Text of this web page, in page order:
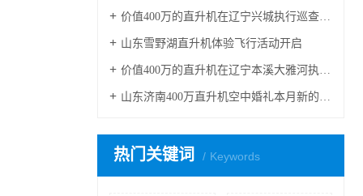
价值400万的直升机在辽宁兴城执行巡查任务
山东雪野湖直升机体验飞行活动开启
价值400万的直升机在辽宁本溪大雅河执行巡查任务
山东济南400万直升机空中婚礼本月新的一场即将开始
热门关键词 Keywords